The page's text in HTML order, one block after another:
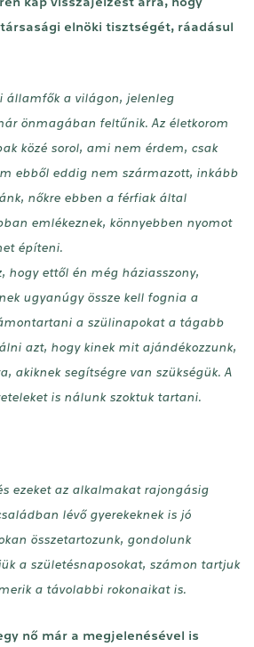
elnöki tisztségét, ráadásul
államfők a világon, jelenleg
önmagában feltűnik. Az életkorom
közé sorol, ami nem érdem, csak
ebből eddig nem származott, inkább
nőkre ebben a férfiak által
emlékeznek, könnyebben nyomot
építeni.
hogy ettől én még háziasszony,
ugyanúgy össze kell fognia a
a szülinapokat a tágabb
azt, hogy kinek mit ajándékozzunk,
akiknek segítségre van szükségük. A
is nálunk szoktuk tartani.
ezeket az alkalmakat rajongásig
lévő gyerekeknek is jó
összetartozunk, gondolunk
a születésnaposokat, számon tartjuk
a távolabbi rokonaikat is.
nő már a megjelenésével is